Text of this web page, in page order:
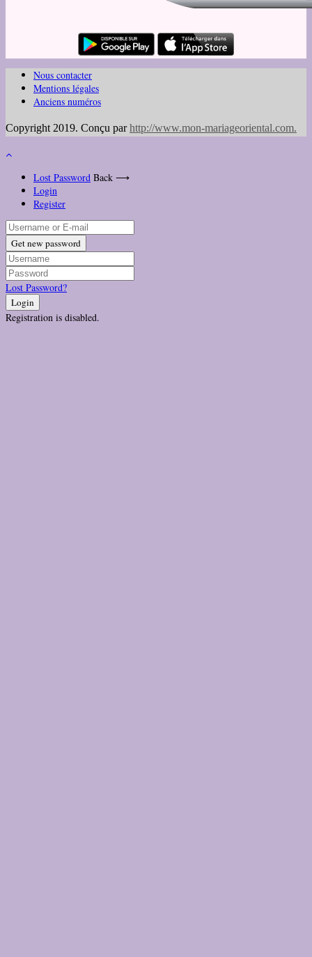
Nous contacter
Mentions légales
Anciens numéros
Copyright 2019. Conçu parhttp://www.mon-mariageoriental.com.
Lost Password Back ⟶
Login
Register
Get new password
Lost Password?
Login
Registration is disabled.